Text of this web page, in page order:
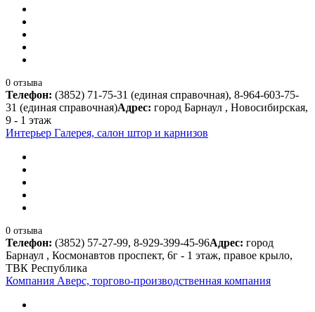
0 отзыва
Телефон: (3852) 71-75-31 (единая справочная), 8-964-603-75-
31 (единая справочная)Адрес: город Барнаул , Новосибирская,
9 - 1 этаж
Интерьер Галерея, салон штор и карнизов
0 отзыва
Телефон: (3852) 57-27-99, 8-929-399-45-96Адрес: город
Барнаул , Космонавтов проспект, 6г - 1 этаж, правое крыло,
ТВК Республика
Компания Аверс, торгово-производственная компания